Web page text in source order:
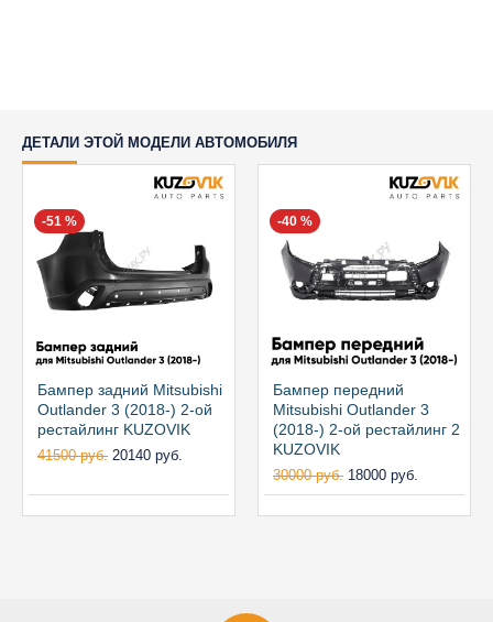
ДЕТАЛИ ЭТОЙ МОДЕЛИ АВТОМОБИЛЯ
-51 %
Бампер задний Mitsubishi
Outlander 3 (2018-) 2-ой
рестайлинг KUZOVIK
41500 руб. 20140 руб.
-40 %
Бампер передний
Mitsubishi Outlander 3
(2018-) 2-ой рестайлинг 2
KUZOVIK
30000 руб. 18000 руб.